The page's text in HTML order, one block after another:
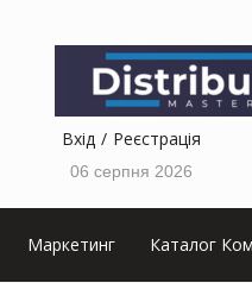
Вхід Реєстрація
06 серпня 2026
Маркетинг Каталог